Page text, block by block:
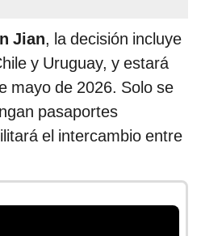
Jian, la decisión incluye
y Uruguay, y estará
mayo de 2026. Solo se
pasaportes
el intercambio entre